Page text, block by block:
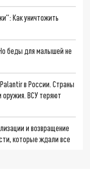
Как уничтожить
беды для малышей не
в России. Страны
оружия. ВСУ теряют
и возвращение
которые ждали все